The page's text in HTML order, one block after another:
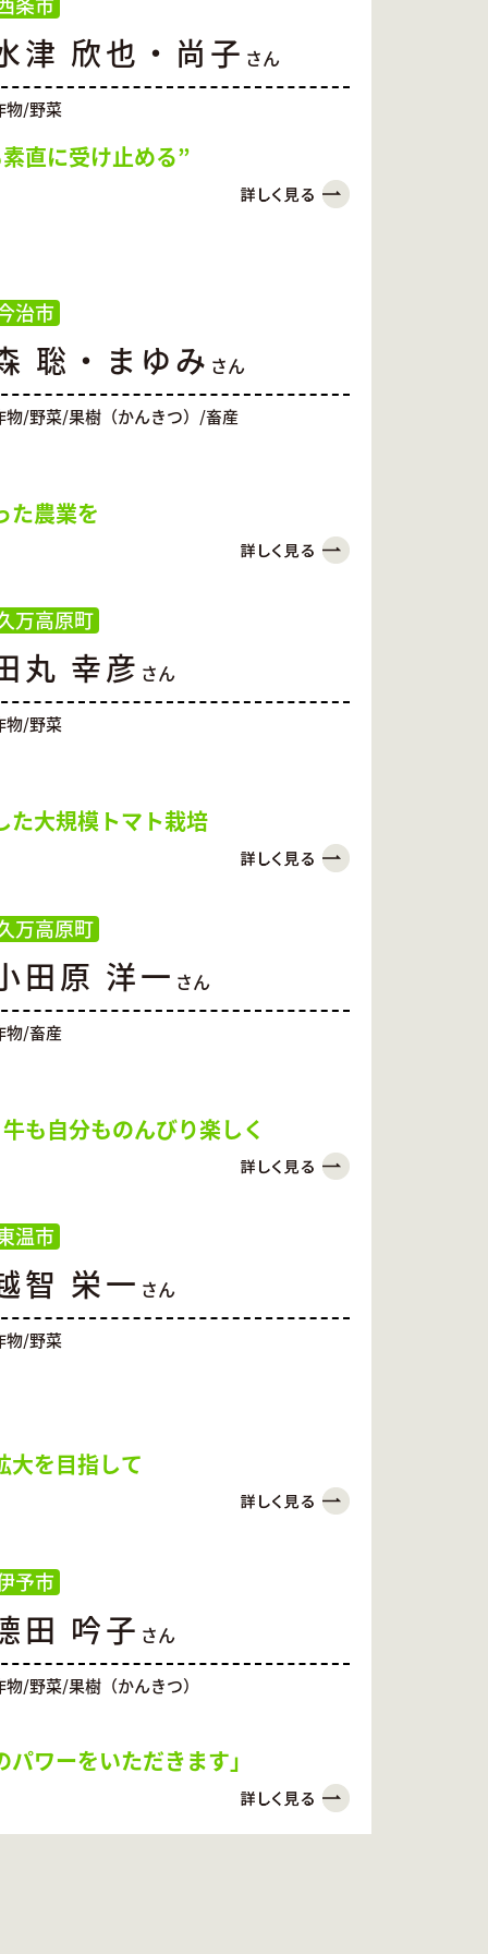
津 欣也・尚子 さん
物/野菜
直に受け止める”
治市
聡・まゆみ さん
物/野菜/果樹（かんきつ）/畜産
た農業を
万高原町
丸 幸彦 さん
物/野菜
た大規模トマト栽培
万高原町
田原 洋一 さん
物/畜産
も自分ものんびり楽しく
温市
智 栄一 さん
物/野菜
大を目指して
予市
田 吟子 さん
物/野菜/果樹（かんきつ）
ワーをいただきます」